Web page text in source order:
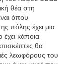
θέα στη
όπου
πόλης έχει μια
κάποια
θα
λεωφόρους του